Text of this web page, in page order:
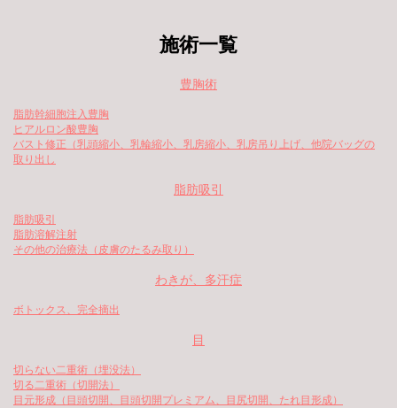
施術一覧
豊胸術
脂肪幹細胞注入豊胸
ヒアルロン酸豊胸
バスト修正（乳頭縮小、乳輪縮小、乳房縮小、乳房吊り上げ、他院バッグの
取り出し
脂肪吸引
脂肪吸引
脂肪溶解注射
その他の治療法（皮膚のたるみ取り）
わきが、多汗症
ボトックス、完全摘出
目
切らない二重術（埋没法）
切る二重術（切開法）
目元形成（目頭切開、目頭切開プレミアム、目尻切開、たれ目形成）